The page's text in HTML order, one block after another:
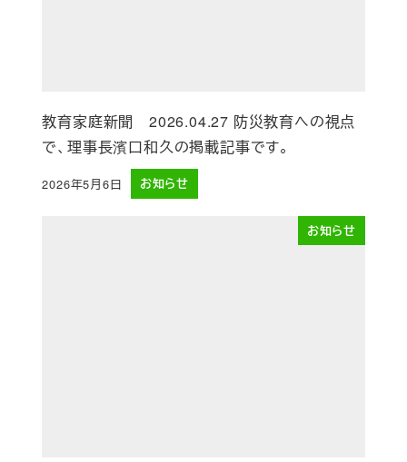
教育家庭新聞 2026.04.27 防災教育への視点
で、理事長濱口和久の掲載記事です。
投稿日
2026年5月6日 お知らせ
お知らせ